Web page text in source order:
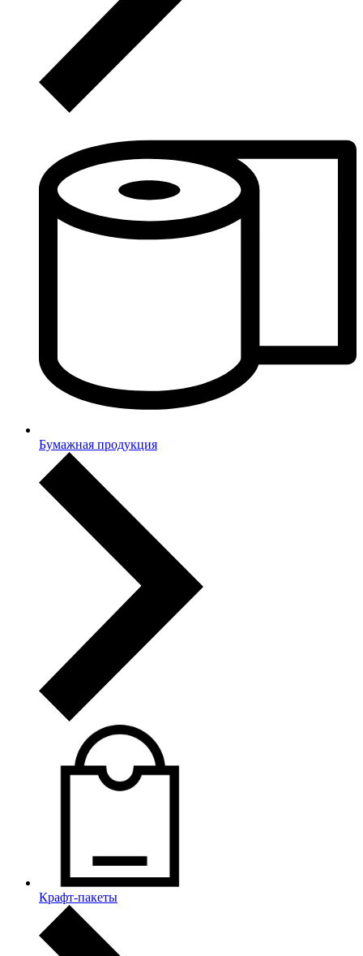
Бумажная продукция
Крафт-пакеты